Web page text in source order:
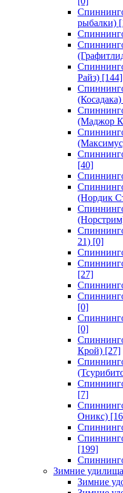
рыбалки)
Райз) [144]
(Косадака)
(Маджор
[40]
(Нордик
21) [0]
[27]
[0]
[0]
Крой) [27]
[7]
Оникс)
[199]
Зимние удилища
Зимние